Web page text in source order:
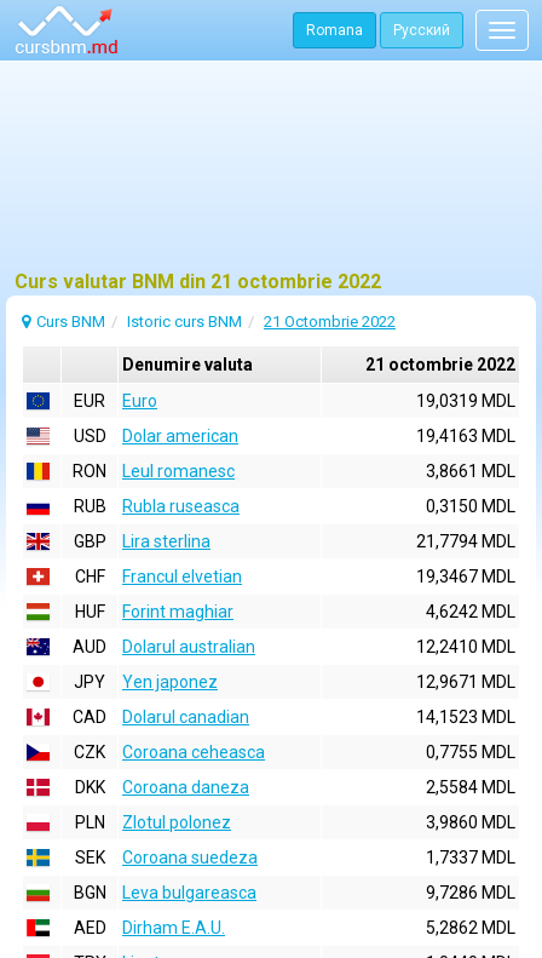
Romana Русский
Curs valutar BNM din 21 octombrie 2022
Curs BNM Istoric curs BNM 21 Octombrie 2022
Denumire valuta
21 octombrie 2022
EUR
Euro
19,0319 MDL
USD
Dolar american
19,4163 MDL
RON
Leul romanesc
3,8661 MDL
RUB
Rubla ruseasca
0,3150 MDL
GBP
Lira sterlina
21,7794 MDL
CHF
Francul elvetian
19,3467 MDL
HUF
Forint maghiar
4,6242 MDL
AUD
Dolarul australian
12,2410 MDL
JPY
Yen japonez
12,9671 MDL
CAD
Dolarul canadian
14,1523 MDL
CZK
Coroana ceheasca
0,7755 MDL
DKK
Coroana daneza
2,5584 MDL
PLN
Zlotul polonez
3,9860 MDL
SEK
Coroana suedeza
1,7337 MDL
BGN
Leva bulgareasca
9,7286 MDL
AED
Dirham E.A.U.
5,2862 MDL